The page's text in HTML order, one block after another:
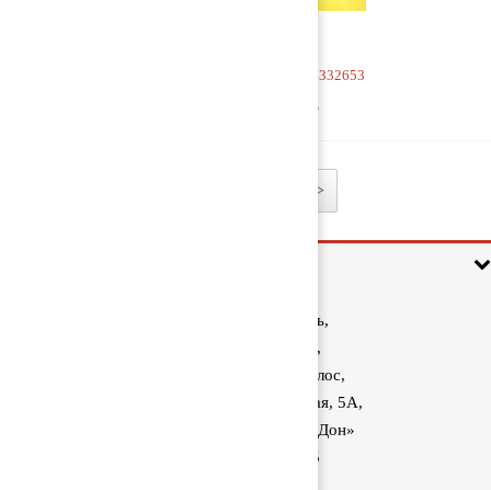
Насос масляный 504332653
5 000 руб
>
Ростовская область,
Аксайский район,
поселок Красный Колос,
улица Производственная, 5А,
1040 км трассы М-4 «Дон»
8 (800) 222-60-05